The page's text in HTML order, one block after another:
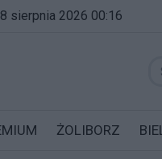
8 sierpnia 2026 00:16
ŻOLIBORZ